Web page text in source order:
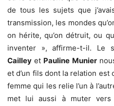
de tous les sujets que
transmission, les mondes
on hérite, qu’on détruit, ou
inventer », affirme-t-il. Le
Cailley et Pauline Munier
et d’un fils dont la relation est
femme qui les relie l’un à
met lui aussi à muter vers